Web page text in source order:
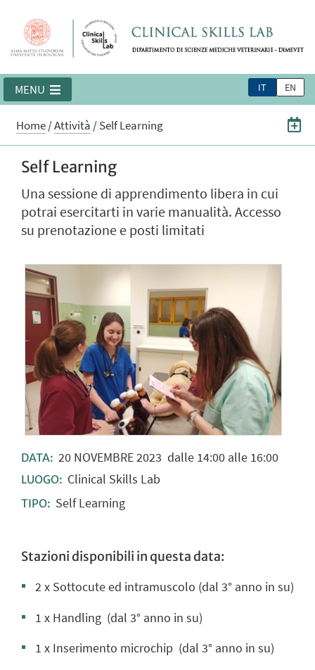
IT EN
MENU
Home/Attività /Self Learning
Self Learning
Una sessione di apprendimento libera in cui
potrai esercitarti in varie manualità. Accesso
su prenotazione e posti limitati
DATA: 20NOVEMBRE2023 dalle 14:00 alle 16:00
LUOGO: Clinical Skills Lab
TIPO: Self Learning
Stazioni disponibili in questa data:
2 x Sottocute ed intramuscolo (dal 3° anno in su)
1 x Handling (dal 3° anno in su)
1 x Inserimento microchip (dal 3° anno in su)